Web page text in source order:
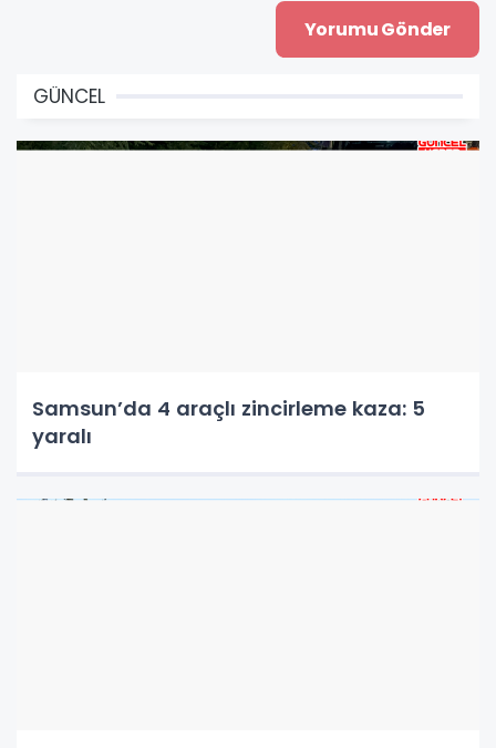
GÜNCEL
Samsun’da 4 araçlı zincirleme kaza: 5
yaralı